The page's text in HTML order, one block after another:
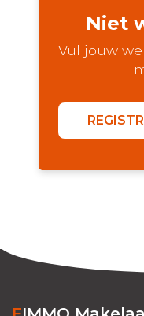
Niet
Vul jouw